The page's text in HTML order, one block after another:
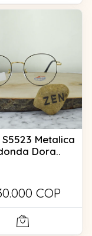
Metalica
Dora..
COP